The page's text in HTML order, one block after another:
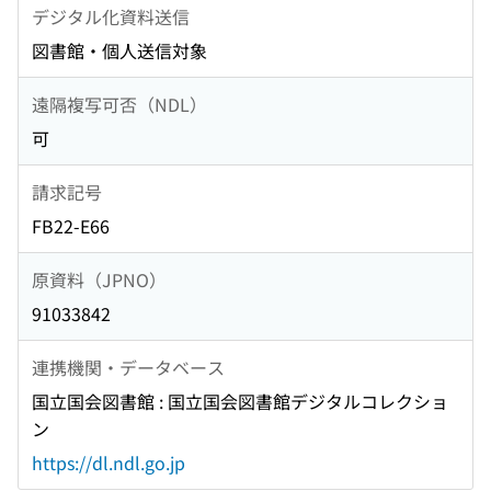
デジタル化資料送信
図書館・個人送信対象
遠隔複写可否（NDL）
可
請求記号
FB22-E66
原資料（JPNO）
91033842
連携機関・データベース
国立国会図書館 : 国立国会図書館デジタルコレクショ
ン
https://dl.ndl.go.jp